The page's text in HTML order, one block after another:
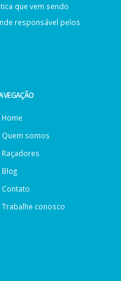
que vem sendo
responsável pelos
Home
Quem somos
Raçadores
Blog
Contato
Trabalhe conosco